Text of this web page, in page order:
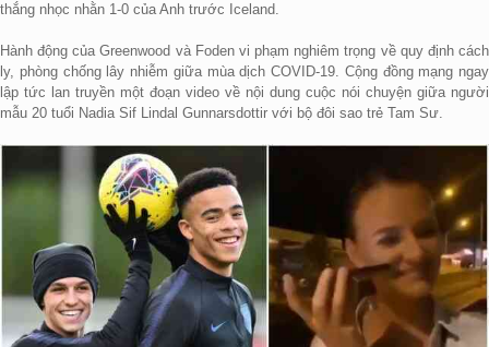
thắng nhọc nhằn 1-0 của Anh trước Iceland.
Hành động của Greenwood và Foden vi phạm nghiêm trọng về quy định cách
ly, phòng chống lây nhiễm giữa mùa dịch COVID-19. Cộng đồng mạng ngay
lập tức lan truyền một đoạn video về nội dung cuộc nói chuyện giữa người
mẫu 20 tuổi Nadia Sif Lindal Gunnarsdottir với bộ đôi sao trẻ Tam Sư.